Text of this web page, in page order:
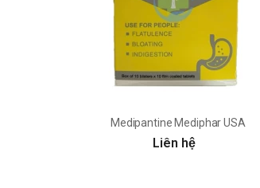
Medipantine Mediphar USA
Liên hệ